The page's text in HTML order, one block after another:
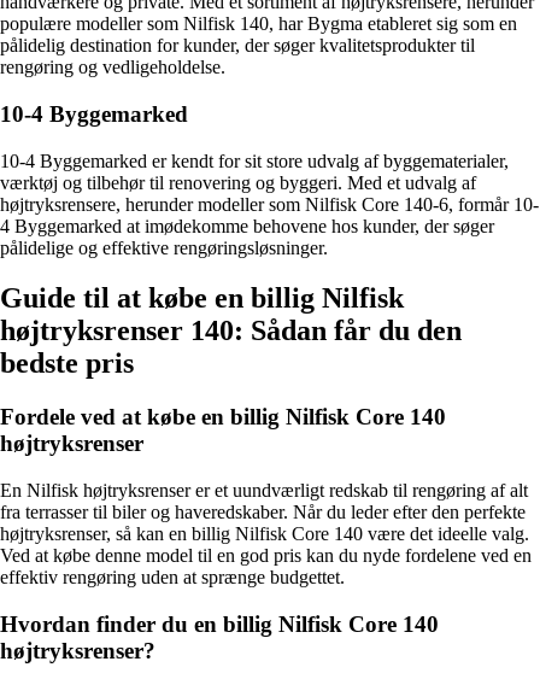
populære modeller som Nilfisk 140, har Bygma etableret sig som en
pålidelig destination for kunder, der søger kvalitetsprodukter til
rengøring og vedligeholdelse.
10-4 Byggemarked
10-4 Byggemarked er kendt for sit store udvalg af byggematerialer,
værktøj og tilbehør til renovering og byggeri. Med et udvalg af
højtryksrensere, herunder modeller som Nilfisk Core 140-6, formår 10-
4 Byggemarked at imødekomme behovene hos kunder, der søger
pålidelige og effektive rengøringsløsninger.
Guide til at købe en billig Nilfisk
højtryksrenser 140: Sådan får du den
bedste pris
Fordele ved at købe en billig Nilfisk Core 140
højtryksrenser
En Nilfisk højtryksrenser er et uundværligt redskab til rengøring af alt
fra terrasser til biler og haveredskaber. Når du leder efter den perfekte
højtryksrenser, så kan en billig Nilfisk Core 140 være det ideelle valg.
Ved at købe denne model til en god pris kan du nyde fordelene ved en
effektiv rengøring uden at sprænge budgettet.
Hvordan finder du en billig Nilfisk Core 140
højtryksrenser?